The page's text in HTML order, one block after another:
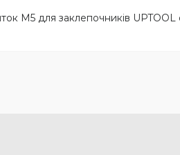
M5 для заклепочників UPTOOL